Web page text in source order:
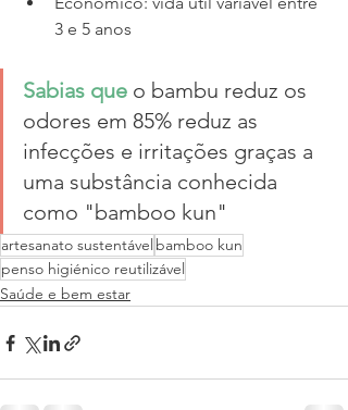
3 e 5 anos
Sabias que o bambu reduz os
odores em 85% reduz as
infecções e irritações graças a
uma substância conhecida
como "bamboo kun"
artesanato sustentável bamboo kun
penso higiénico reutilizável
Saúde e bem estar